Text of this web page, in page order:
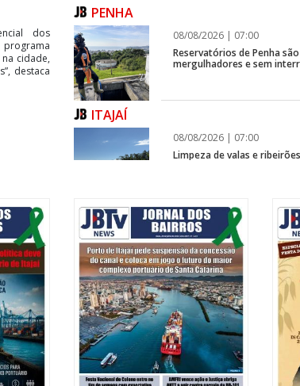
dos
programa
cidade,
destaca
PENHA
08/08/2026 | 07:00
Reservatórios de Penha
mergulhadores e sem
ITAJAÍ
08/08/2026 | 07:00
Limpeza de valas e
ITAJAÍ
08/08/2026 | 07:00
8º Capoezade promove
atividades culturais em Itajaí
GERAL
08/08/2026 | 07:00
Univali e Câmara de
especialistas para discutir